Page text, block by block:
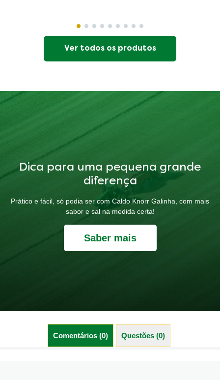
Ver todos os produtos
Dica para uma pequena grande
diferença
Prático e fácil, só podia ser com Caldo Knorr Galinha, com mais
sabor e sal na medida certa!
Saber mais
Comentários (0) Questões (0)